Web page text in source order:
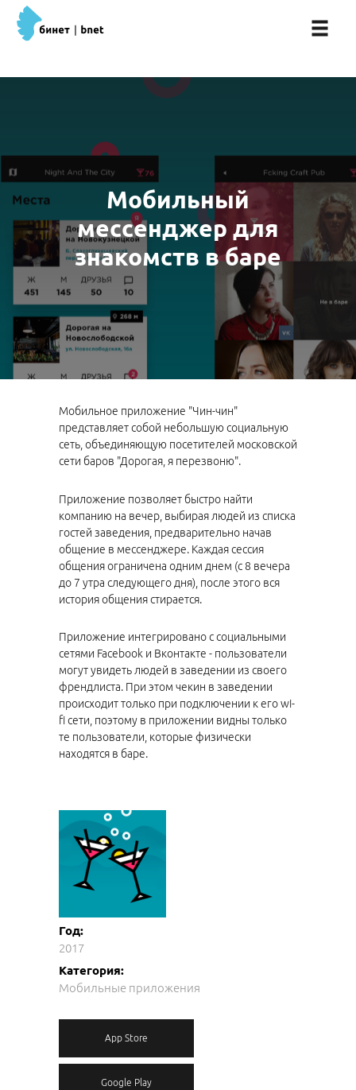
Мобильный
мессенджер для
знакомств в баре
Мобильное приложение "Чин-чин"
представляет собой небольшую социальную
сеть, объединяющую посетителей московской
сети баров "Дорогая, я перезвоню".
Приложение позволяет быстро найти
компанию на вечер, выбирая людей из списка
гостей заведения, предварительно начав
общение в мессенджере. Каждая сессия
общения ограничена одним днем (с 8 вечера
до 7 утра следующего дня), после этого вся
история общения стирается.
Приложение интегрировано с социальными
сетями Facebook и Вконтакте - пользователи
могут увидеть людей в заведении из своего
френдлиста. При этом чекин в заведении
происходит только при подключении к его wi-
fi сети, поэтому в приложении видны только
те пользователи, которые физически
находятся в баре.
Год:
2017
Категория:
Мобильные приложения
App Store
Google Play